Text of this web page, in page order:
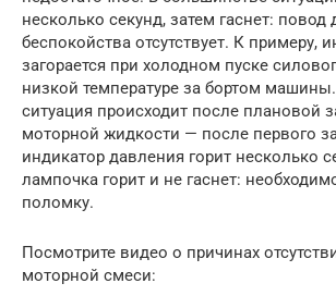
несколько секунд, затем гаснет: повод
беспокойства отсутствует. К примеру,
загорается при холодном пуске
низкой температуре за бортом
ситуация происходит после плановой
моторной жидкости — после первого
индикатор давления горит несколько
лампочка горит и не гаснет:
поломку.
Посмотрите видео о причинах
моторной смеси: